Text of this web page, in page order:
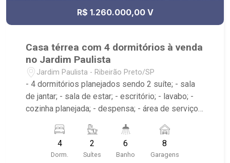
R$ 1.260.000,00 V
Casa térrea com 4 dormitórios à venda
no Jardim Paulista
Jardim Paulista - Ribeirão Preto/SP
- 4 dormitórios planejados sendo 2 suíte; - sala
de jantar; - sala de estar; - escritório; - lavabo; -
cozinha planejada; - despensa; - área de serviço
churrasqueira; - sauna; - vestiário; - piscina; - 6
banheiros planejados; - próximo ao Savegnago
Supermerecado, Olianchi Ribeirão, UPA
4
Dorm.
2
Suítes
6
Banho
8
Garagens